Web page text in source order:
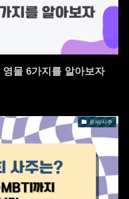
물 6가지를 알아보자
운세/사주